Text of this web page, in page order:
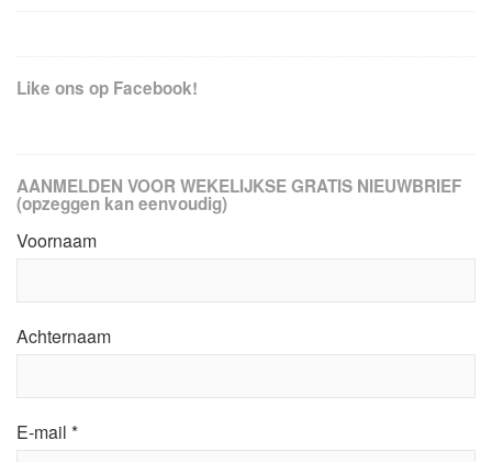
Like ons op Facebook!
AANMELDEN VOOR WEKELIJKSE GRATIS NIEUWBRIEF
(opzeggen kan eenvoudig)
Voornaam
Achternaam
E-mail *